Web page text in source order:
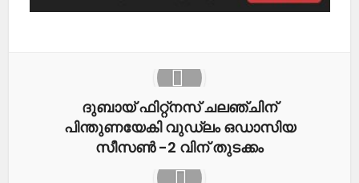
ദുബായ് ഫിറ്റ്നസ് ചലഞ്ചിന്
പിന്തുണയേകി വുഡ്ലം ഒഡാസിയ
സീസൺ -2 വിന് തുടക്കം